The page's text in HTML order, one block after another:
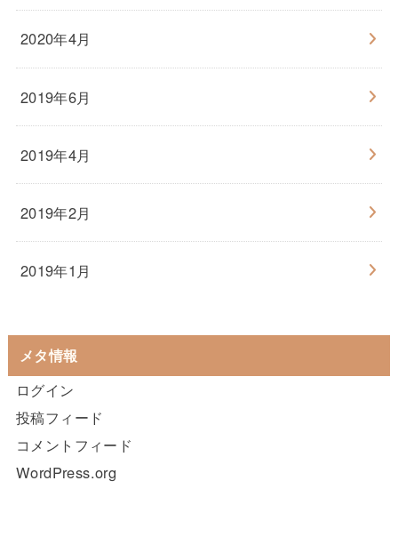
2020年4月
2019年6月
2019年4月
2019年2月
2019年1月
メタ情報
ログイン
投稿フィード
コメントフィード
WordPress.org